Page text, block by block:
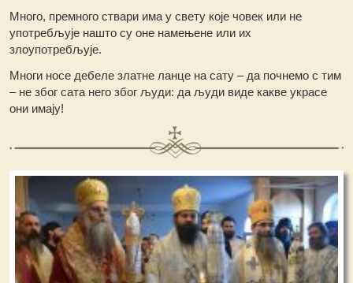
Много, премного ствари има у свету које човек или не
употребљује нашто су оне намењене или их
злоупотребљује.
Многи носе дебеле златне ланце на сату – да почнемо с тим
– не због сата него због људи: да људи виде какве украсе
они имају!